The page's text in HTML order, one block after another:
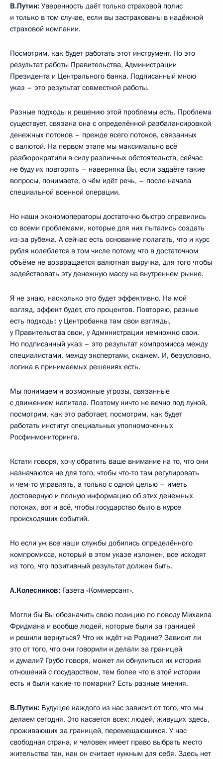
В.Путин: Уверенность даёт только страховой полис
и только в том случае, если вы застрахованы в надёжной
страховой компании.
Посмотрим, как будет работать этот инструмент. Но это
результат работы Правительства, Администрации
Президента и Центрального банка. Подписанный мною
указ – это результат совместной работы.
Разные подходы к решению этой проблемы есть. Проблема
существует, связана она с определённой разбалансировкой
денежных потоков – прежде всего потоков, связанных
с валютой. На первом этапе мы максимально всё
разбюрократили в силу различных обстоятельств, сейчас
не буду их повторять – наверняка Вы, если задаёте такие
вопросы, понимаете, о чём идёт речь, – после начала
специальной военной операции.
Но наши экономоператоры достаточно быстро справились
со всеми проблемами, которые для них пытались создать
из-за рубежа. А сейчас есть основание полагать, что и курс
рубля колеблется в том числе потому, что в достаточном
объёме не возвращается валютная выручка, для того чтобы
задействовать эту денежную массу на внутреннем рынке.
Я не знаю, насколько это будет эффективно. На мой
взгляд, эффект будет, сто процентов. Повторяю, разные
есть подходы: у Центробанка там свои взгляды,
у Правительства свои, у Администрации немножко свои.
Но подписанный указ – это результат компромисса между
специалистами, между экспертами, скажем. И, безусловно,
логика в принимаемых решениях есть.
Мы понимаем и возможные угрозы, связанные
с движением капитала. Поэтому ничто не вечно под луной,
посмотрим, как это работает, посмотрим, как будет
работать институт специальных уполномоченных
Росфинмониторинга.
Кстати говоря, хочу обратить ваше внимание на то, что они
назначаются не для того, чтобы что-то там регулировать
и чем-то управлять, а только с одной целью – иметь
достоверную и полную информацию об этих денежных
потоках, вот и всё, чтобы государство было в курсе
происходящих событий.
Но если уж все наши службы добились определённого
компромисса, который в этом указе изложен, все исходят
из того, что позитивный результат должен быть.
А.Колесников: Газета «Коммерсант».
Могли бы Вы обозначить свою позицию по поводу Михаила
Фридмана и вообще людей, которые были за границей
и решили вернуться? Что их ждёт на Родине? Зависит ли
это от того, что они говорили и делали за границей
и думали? Грубо говоря, может ли обнулиться их история
отношений с государством, тем более что в этой истории
есть и были какие-то помарки? Есть разные мнения.
В.Путин: Будущее каждого из нас зависит от того, что мы
делаем сегодня. Это касается всех: людей, живущих здесь,
проживающих за границей, перемещающихся. У нас
свободная страна, и человек имеет право выбрать место
жительства так, как он считает нужным для себя. Здесь нет